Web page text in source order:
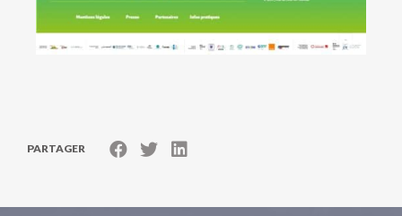
PARTAGER